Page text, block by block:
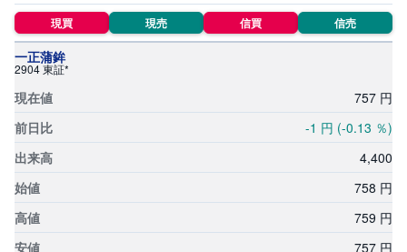
現買 現売 信買 信売
一正蒲鉾
2904 東証*
757 円
-1 円 (-0.13 ％)
4,400
758 円
759 円
757 円